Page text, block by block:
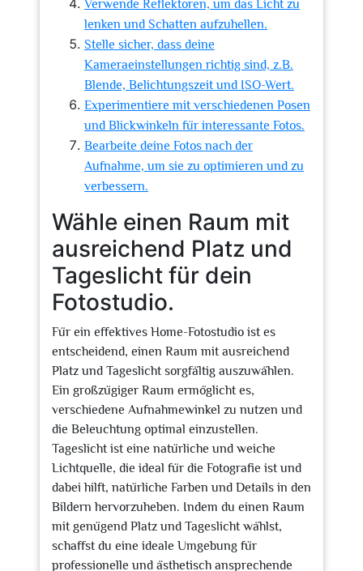
Verwende Reflektoren, um das Licht zu
lenken und Schatten aufzuhellen.
Stelle sicher, dass deine
Kameraeinstellungen richtig sind, z.B.
Blende, Belichtungszeit und ISO-Wert.
Experimentiere mit verschiedenen Posen
und Blickwinkeln für interessante Fotos.
Bearbeite deine Fotos nach der
Aufnahme, um sie zu optimieren und zu
verbessern.
Wähle einen Raum mit
ausreichend Platz und
Tageslicht für dein
Fotostudio.
Für ein effektives Home-Fotostudio ist es
entscheidend, einen Raum mit ausreichend
Platz und Tageslicht sorgfältig auszuwählen.
Ein großzügiger Raum ermöglicht es,
verschiedene Aufnahmewinkel zu nutzen und
die Beleuchtung optimal einzustellen.
Tageslicht ist eine natürliche und weiche
Lichtquelle, die ideal für die Fotografie ist und
dabei hilft, natürliche Farben und Details in den
Bildern hervorzuheben. Indem du einen Raum
mit genügend Platz und Tageslicht wählst,
schaffst du eine ideale Umgebung für
professionelle und ästhetisch ansprechende